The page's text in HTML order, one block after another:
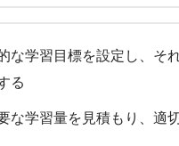
な学習目標を設定し、そ
る
な学習量を見積もり、適